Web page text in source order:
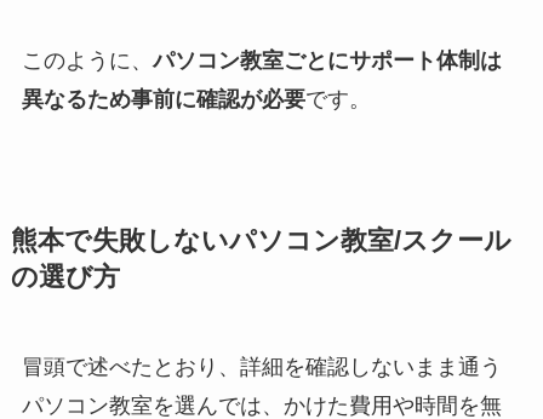
このように、パソコン教室ごとにサポート体制は
異なるため事前に確認が必要です。
熊本で失敗しないパソコン教室/スクール
の選び方
冒頭で述べたとおり、詳細を確認しないまま通う
パソコン教室を選んでは、かけた費用や時間を無